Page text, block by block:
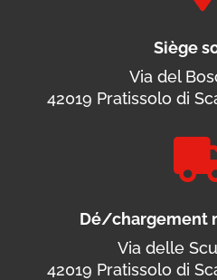
Siège
Via del
42019 Pratissolo di
Dé/chargement
Via delle
42019 Pratissolo di